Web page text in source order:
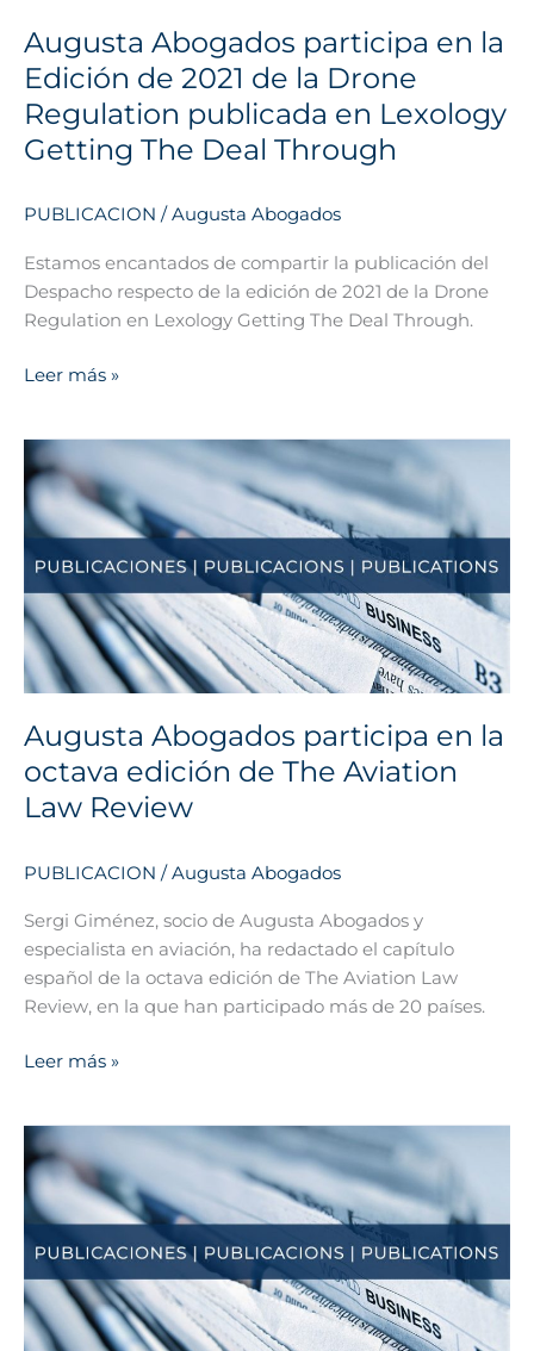
Augusta Abogados participa en la
Edición de 2021 de la Drone
Regulation publicada en Lexology
Getting The Deal Through
PUBLICACION / Augusta Abogados
Estamos encantados de compartir la publicación del
Despacho respecto de la edición de 2021 de la Drone
Regulation en Lexology Getting The Deal Through.
Drone
Regulation
publicada
en
Lexology
The
Through
Leer más »
Augusta Abogados participa en la
octava edición de The Aviation
Law Review
PUBLICACION /Augusta Abogados
Sergi Giménez, socio de Augusta Abogados y
especialista en aviación, ha redactado el capítulo
español de la octava edición de The Aviation Law
Review, en la que han participado más de 20 países.
Augusta
Abogados
participa
en
la
octava
edición
de
The
Law
Review
Leer más »
Augusta
Abogados
participa
en
la
edición
de
2021